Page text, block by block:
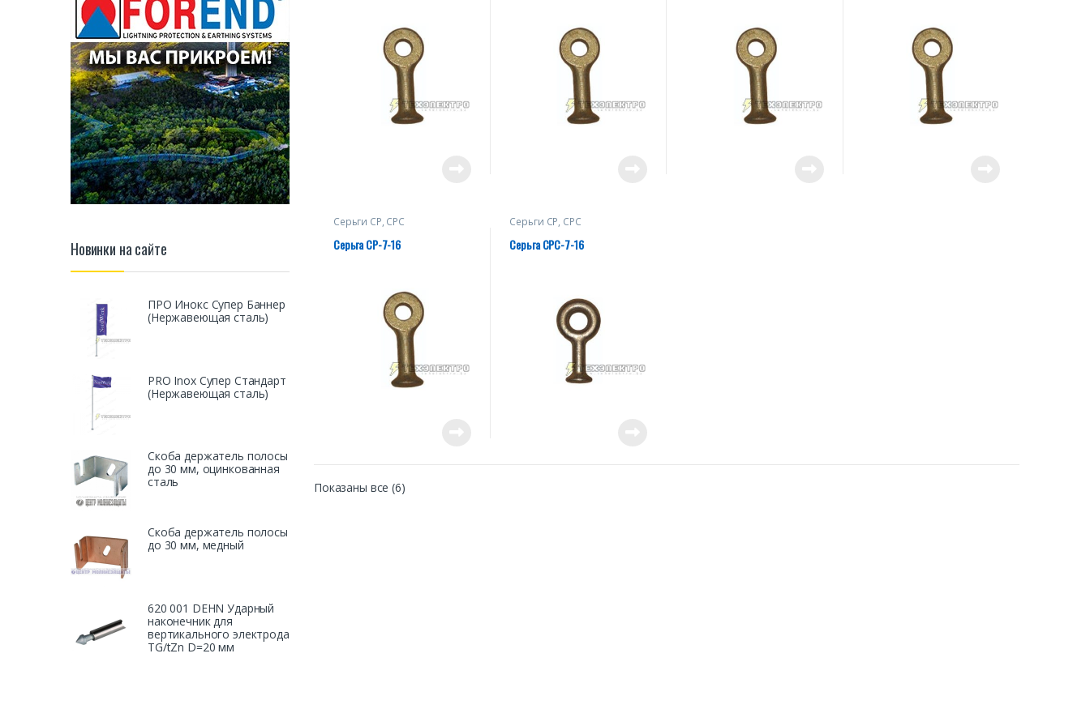
Серьги СР, СРС
Серьга СР-7-16
Серьги СР, СРС
Серьга СРС-7-16
Показаны все (6)
Новинки на сайте
ПРО Инокс Супер Баннер
(Нержавеющая сталь)
PRO Inox Супер Стандарт
(Нержавеющая сталь)
Скоба держатель полосы
до 30 мм, оцинкованная
сталь
Скоба держатель полосы
до 30 мм, медный
620 001 DEHN Ударный
наконечник для
вертикального электрода
TG/tZn D=20 мм